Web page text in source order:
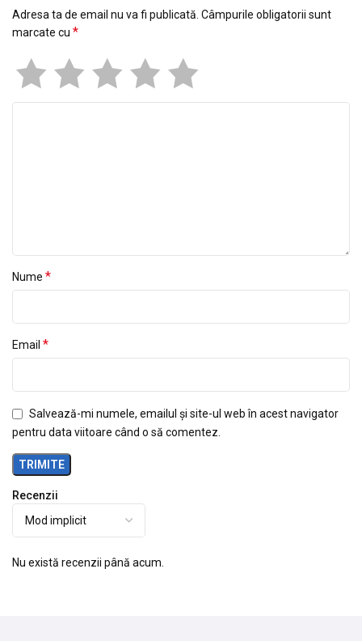
Recenzii
Nu există recenzii până acum.
Adresa ta de email nu va fi publicată. Câmpurile obligatorii sunt
marcate cu *
Nume *
Email *
Salvează-mi numele, emailul și site-ul web în acest navigator
pentru data viitoare când o să comentez.